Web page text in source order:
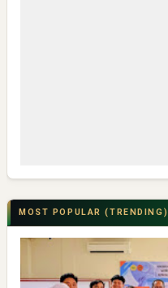
MOST POPULAR (TRENDING)